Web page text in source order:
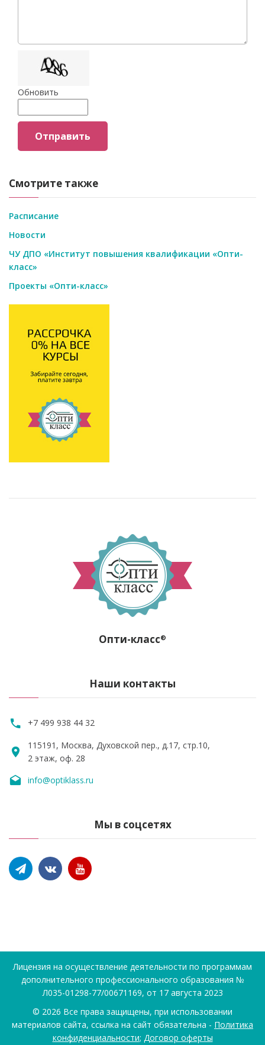
Обновить
Отправить
Смотрите также
Расписание
Новости
ЧУ ДПО «Институт повышения квалификации «Опти-
класс»
Проекты «Опти-класс»
Опти-класс®
Наши контакты
+7 499 938 44 32
115191, Москва, Духовской пер., д.17, стр.10,
2 этаж, оф. 28
info@optiklass.ru
Мы в соцсетях
Лицензия на осуществление деятельности по программам
дополнительного профессионального образования №
Л035-01298-77/00671169, от 17 августа 2023
© 2026 Все права защищены, при использовании
материалов сайта, ссылка на сайт обязательна - Политика
конфиденциальности; Договор оферты